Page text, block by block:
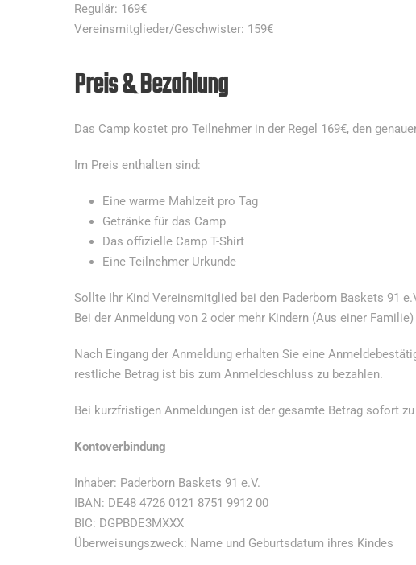
Regulär: 169€
Vereinsmitglieder/Geschwister: 159€
Preis & Bezahlung
Das Camp kostet pro Teilnehmer in der Regel 169€, den
Im Preis enthalten sind:
Eine warme Mahlzeit pro Tag
Getränke für das Camp
Das offizielle Camp T-Shirt
Eine Teilnehmer Urkunde
Sollte Ihr Kind Vereinsmitglied bei den Paderborn Baskets 91
Bei der Anmeldung von 2 oder mehr Kindern (Aus einer
Nach Eingang der Anmeldung erhalten Sie eine
restliche Betrag ist bis zum Anmeldeschluss zu bezahlen.
Bei kurzfristigen Anmeldungen ist der gesamte Betrag sofort
Kontoverbindung
Inhaber: Paderborn Baskets 91 e.V.
IBAN: DE48 4726 0121 8751 9912 00
BIC: DGPBDE3MXXX
Überweisungszweck: Name und Geburtsdatum ihres Kindes